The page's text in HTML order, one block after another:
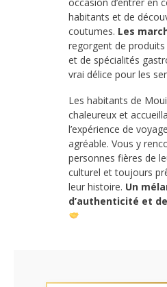
habitants et de
coutumes. Les
regorgent de produits
et de spécialités
vrai délice pour les
Les habitants de
chaleureux et
l’expérience de
agréable. Vous y
personnes fières de
culturel et toujours
leur histoire. Un
d’authenticité et